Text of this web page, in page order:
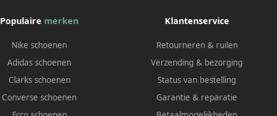
Populaire merken
Nike schoenen
Adidas schoenen
Clarks schoenen
Converse schoenen
Klantenservice
Retourneren & ruilen
Verzending & bezorging
Status van bestelling
Garantie & reparatie